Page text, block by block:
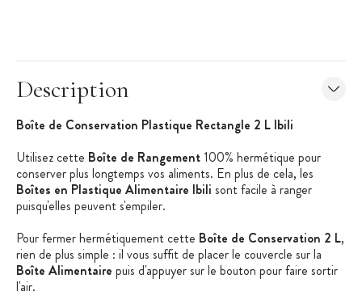
Description
Boîte de Conservation Plastique Rectangle 2 L Ibili
Utilisez cette Boîte de Rangement 100% hermétique pour
conserver plus longtemps vos aliments. En plus de cela, les
Boîtes en Plastique Alimentaire Ibili sont facile à ranger
puisqu'elles peuvent s'empiler.
Pour fermer hermétiquement cette Boîte de Conservation 2 L,
rien de plus simple : il vous suffit de placer le couvercle sur la
Boîte Alimentaire puis d'appuyer sur le bouton pour faire sortir
l'air.